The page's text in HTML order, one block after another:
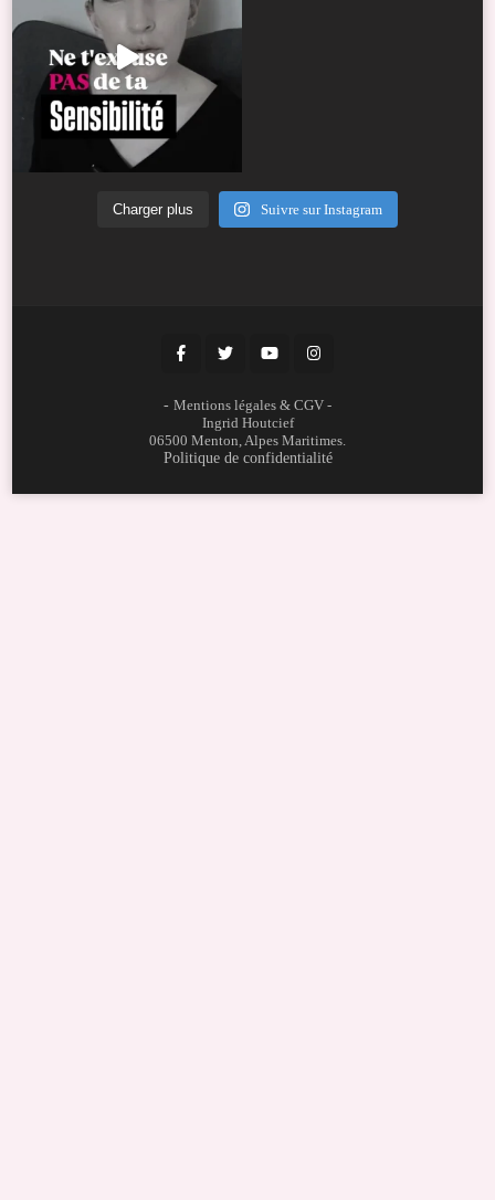
Charger plus Suivre sur Instagram
- Mentions légales & CGV -
Ingrid Houtcief
06500 Menton, Alpes Maritimes.
Politique de confidentialité